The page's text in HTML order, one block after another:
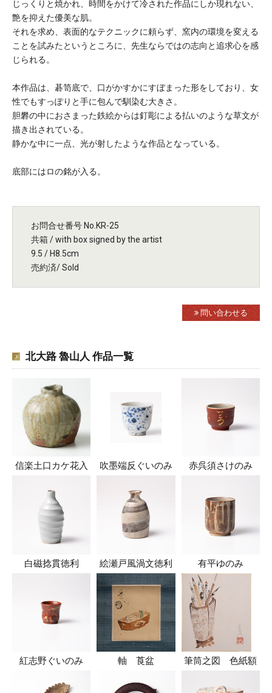
じっくりと焼かれ、時間をかけて冷された作品にしか現れない、
艶を抑えた優美な肌。
それを求め、表面的なテクニックに頼らず、窯内の環境を変える
ことを試みたというところに、先生ならではの志向と追求心を感
じられる。
本作品は、碁笥底で、口がかすかにすぼまった形をしており、女
性でもすっぽりと手に包んで馴染む大きさ。
胆礬の中におさまった鉄絵からは釘彫による払いのような草文が
描き出されている。
静かな中に一点、光が射したような作品となっている。
底部にはロの銘が入る。
お問合せ番号 No.KR-25
共箱 / with box signed by the artist
9.5 / H8.5cm
売約済/ Sold
問い合わせる
北大路 魯山人 作品一覧
信楽土口カケ花入 吹墨端反ぐいのみ 赤呉須さけのみ
白磁捻貫徳利 絵瀬戸風渦文徳利 有平ゆのみ
紅志野ぐいのみ 軸 莨盆 筆筒之図 色紙額